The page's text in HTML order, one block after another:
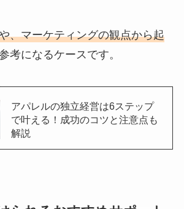
、マーケティングの観点から起
考になるケースです。
アパレルの独立経営は6ステップ
で叶える！成功のコツと注意点も
解説